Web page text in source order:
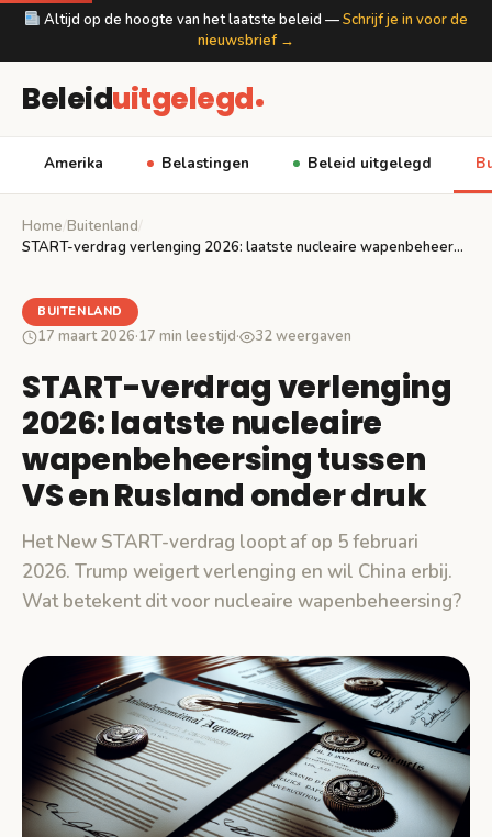
Altijd op de hoogte van het laatste beleid —Schrijf je in voor de
nieuwsbrief →
Beleiduitgelegd
Amerika Belastingen Beleid uitgelegd
Home Buitenland
START-verdrag verlenging 2026: laatste nucleaire wapenbeheersing tussen VS…
BUITENLAND
17 maart 2026·17 min leestijd· 32 weergaven
START-verdrag verlenging
2026: laatste nucleaire
wapenbeheersing tussen
VS en Rusland onder druk
Het New START-verdrag loopt af op 5 februari
2026. Trump weigert verlenging en wil China erbij.
Wat betekent dit voor nucleaire wapenbeheersing?